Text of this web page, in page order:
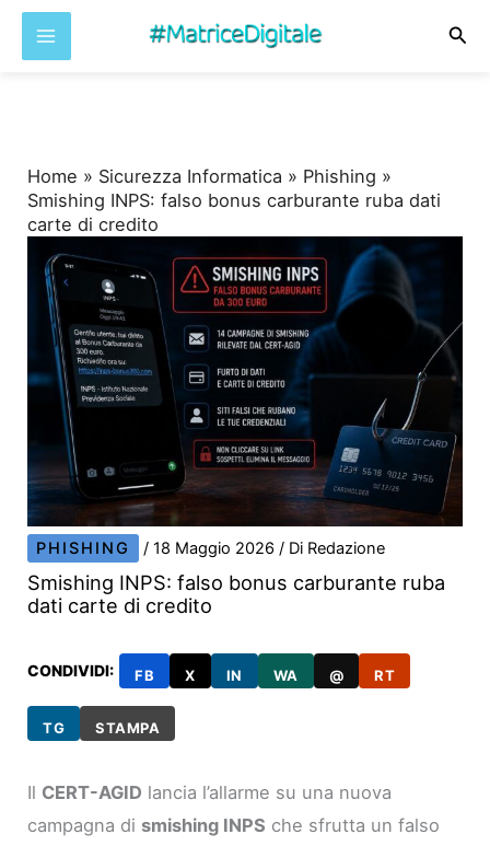
Home » Sicurezza Informatica » Phishing »
Smishing INPS: falso bonus carburante ruba dati
carte di credito
PHISHING /18 Maggio 2026/ Di Redazione
Smishing INPS: falso bonus carburante ruba
dati carte di credito
CONDIVIDI: FB X IN WA @ RT
TG STAMPA
Il CERT-AGID lancia l’allarme su una nuova
campagna di smishing INPS che sfrutta un falso